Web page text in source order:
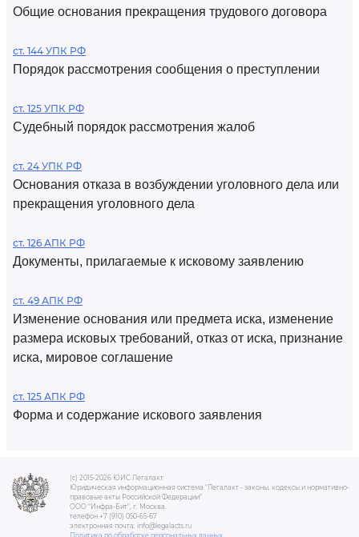
Общие основания прекращения трудового договора
ст. 144 УПК РФ
Порядок рассмотрения сообщения о преступлении
ст. 125 УПК РФ
Судебный порядок рассмотрения жалоб
ст. 24 УПК РФ
Основания отказа в возбуждении уголовного дела или
прекращения уголовного дела
ст. 126 АПК РФ
Документы, прилагаемые к исковому заявлению
ст. 49 АПК РФ
Изменение основания или предмета иска, изменение
размера исковых требований, отказ от иска, признание
иска, мировое соглашение
ст. 125 АПК РФ
Форма и содержание искового заявления
(c) 2015-2026 ЮИС Легалакт
Юридическая информационная система "Легалакт - законы, кодексы и нормативно-
правовые акты Российской Федерации"
ООО "Инфра-Бит", г. Москва.
телефон +7 (910) 050-65-67
электронная почта: info@legalacts.ru
Политика по обработке персональных данных